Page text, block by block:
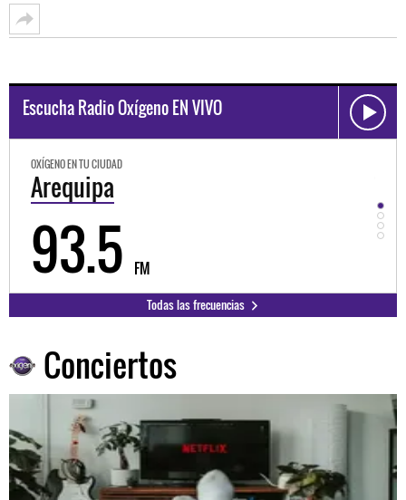
Escucha Radio Oxígeno EN VIVO
Todas las frecuencias
Conciertos